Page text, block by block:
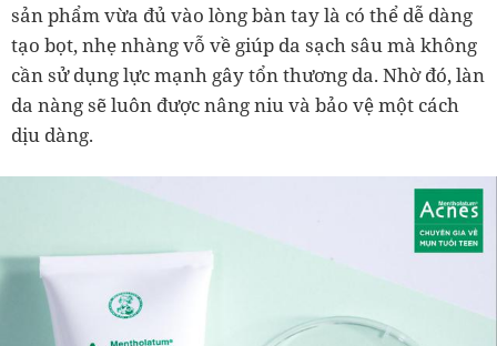
sản phẩm vừa đủ vào lòng bàn tay là có thể dễ dàng
tạo bọt, nhẹ nhàng vỗ về giúp da sạch sâu mà không
cần sử dụng lực mạnh gây tổn thương da. Nhờ đó, làn
da nàng sẽ luôn được nâng niu và bảo vệ một cách
dịu dàng.